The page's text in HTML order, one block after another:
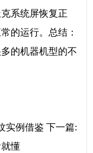
系统屏恢复正
的运行。总结：
的机器机型的不
实例借鉴 下一篇:
懂